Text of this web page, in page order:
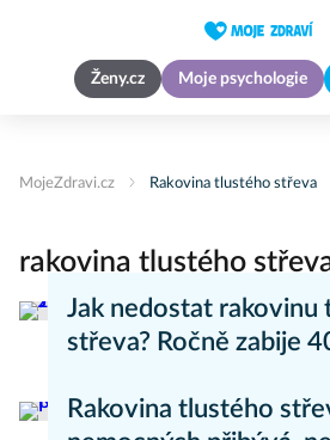
Ženy.cz Moje psychologie
MojeZdravi.cz Rakovina tlustého střeva
rakovina tlustého
Jak nedostat rakovinu
střeva? Ročně zabije
Rakovina tlustého